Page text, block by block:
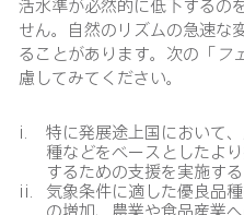
せん。自然のリズムの急速な
ることがあります。次の「フ
慮してみてください。
特に発展途上国において
種などをベースとしたよ
するための支援を実施す
気象条件に適した優良品
の増加、農業や食品産業